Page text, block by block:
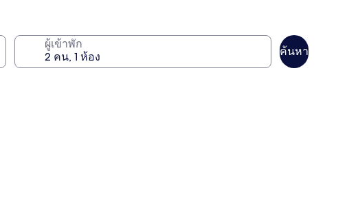
ผู้เข้าพัก
ค้นหา